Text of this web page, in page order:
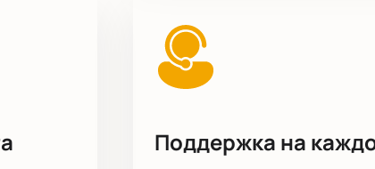
подбор программы под запрос клиента.
мероприятий.
Андрей ПетрушенковПоддержка на